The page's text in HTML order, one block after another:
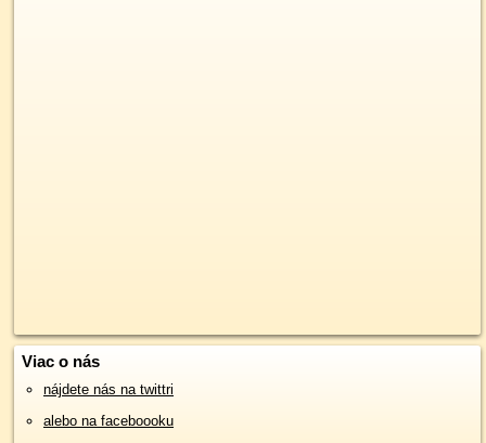
Viac o nás
nájdete nás na twittri
alebo na faceboooku